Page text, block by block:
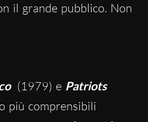
il grande pubblico. Non
(1979) e Patriots
più comprensibili